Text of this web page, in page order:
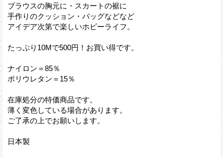
ブラウスの胸元に・スカートの裾に
手作りのクッション・バッグなどなど
アイデア次第で楽しいホビーライフ。
たっぷり10Mで500円！お買い得です。
ナイロン＝85％
ポリウレタン＝15％
在庫処分の特価商品です。
薄く変色している場合があります。
ご了承の上でお願いします。
日本製